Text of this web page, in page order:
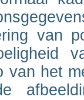
van
van het